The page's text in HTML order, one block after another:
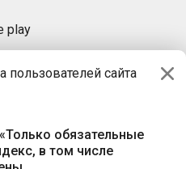
пользователей сайта
обязательные
в том числе
play
БАЙ»
Минск, пр-т Независимости